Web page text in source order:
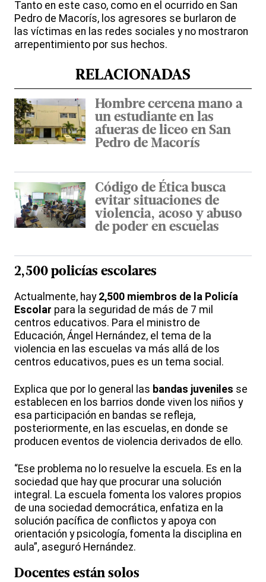
Tanto en este caso, como en el ocurrido en San
Pedro de Macorís, los agresores se burlaron de
las víctimas en las redes sociales y no mostraron
arrepentimiento por sus hechos.
RELACIONADAS
Hombre cercena mano a
un estudiante en las
afueras de liceo en San
Pedro de Macorís
Código de Ética busca
evitar situaciones de
violencia, acoso y abuso
de poder en escuelas
2,500 policías escolares
Actualmente, hay 2,500 miembros de la Policía
Escolar para la seguridad de más de 7 mil
centros educativos. Para el ministro de
Educación, Ángel Hernández, el tema de la
violencia en las escuelas va más allá de los
centros educativos, pues es un tema social.
Explica que por lo general las bandas juveniles se
establecen en los barrios donde viven los niños y
esa participación en bandas se refleja,
posteriormente, en las escuelas, en donde se
producen eventos de violencia derivados de ello.
“Ese problema no lo resuelve la escuela. Es en la
sociedad que hay que procurar una solución
integral. La escuela fomenta los valores propios
de una sociedad democrática, enfatiza en la
solución pacífica de conflictos y apoya con
orientación y psicología, fomenta la disciplina en
aula”, aseguró Hernández.
Docentes están solos